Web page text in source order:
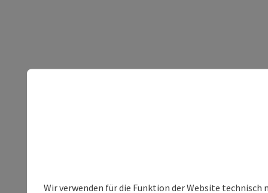
Wir verwenden für die Funktion der Website